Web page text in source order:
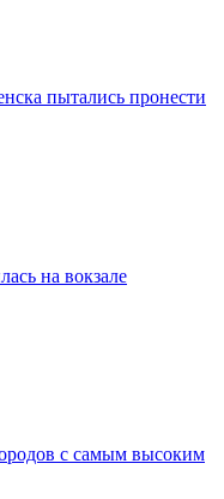
пытались пронести
на вокзале
с самым высоким